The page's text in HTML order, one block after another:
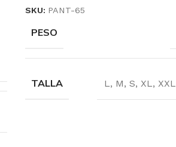
SKU: PANT-65
PESO
TALLA L, M, S, XL, XXL